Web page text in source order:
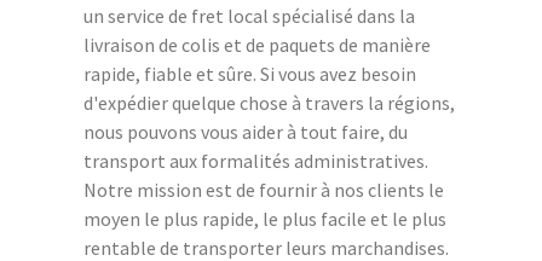
un service de fret local spécialisé dans la
livraison de colis et de paquets de manière
rapide, fiable et sûre. Si vous avez besoin
d'expédier quelque chose à travers la régions,
nous pouvons vous aider à tout faire, du
transport aux formalités administratives.
Notre mission est de fournir à nos clients le
moyen le plus rapide, le plus facile et le plus
rentable de transporter leurs marchandises.